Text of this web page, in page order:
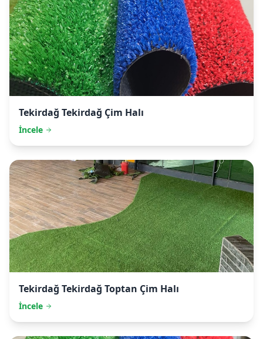
Tekirdağ Tekirdağ Çim Halı
İncele
Tekirdağ Tekirdağ Toptan Çim Halı
İncele